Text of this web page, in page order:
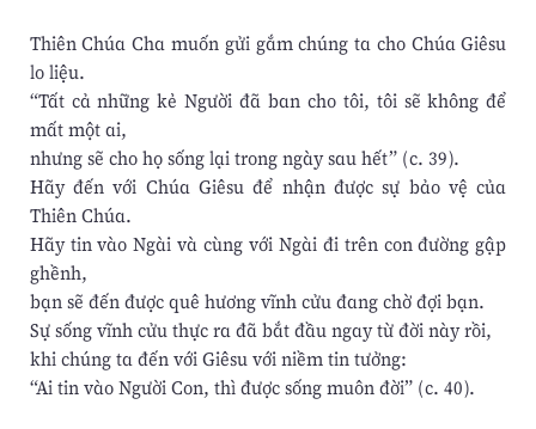
Thiên Chúa Cha muốn gửi gắm chúng ta cho Chúa Giêsu
lo liệu.
“Tất cả những kẻ Người đã ban cho tôi, tôi sẽ không để
mất một ai,
nhưng sẽ cho họ sống lại trong ngày sau hết” (c. 39).
Hãy đến với Chúa Giêsu để nhận được sự bảo vệ của
Thiên Chúa.
Hãy tin vào Ngài và cùng với Ngài đi trên con đường gập
ghềnh,
bạn sẽ đến được quê hương vĩnh cửu đang chờ đợi bạn.
Sự sống vĩnh cửu thực ra đã bắt đầu ngay từ đời này rồi,
khi chúng ta đến với Giêsu với niềm tin tưởng:
“Ai tin vào Người Con, thì được sống muôn đời” (c. 40).